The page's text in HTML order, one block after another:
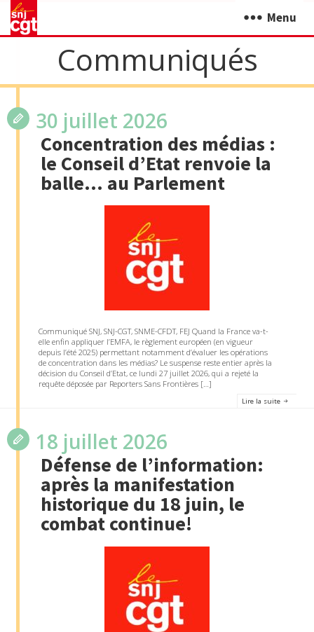
Menu
Communiqués
30 juillet 2026
Concentration des médias :
le Conseil d’Etat renvoie la
balle… au Parlement
Communiqué SNJ, SNJ-CGT, SNME-CFDT, FEJ Quand la France va-t-
elle enfin appliquer l’EMFA, le règlement européen (en vigueur
depuis l’été 2025) permettant notamment d’évaluer les opérations
de concentration dans les médias? Le suspense reste entier après la
décision du Conseil d’Etat, ce lundi 27 juillet 2026, qui a rejeté la
requête déposée par Reporters Sans Frontières […]
Lire la suite
18 juillet 2026
Défense de l’information:
après la manifestation
historique du 18 juin, le
combat continue!